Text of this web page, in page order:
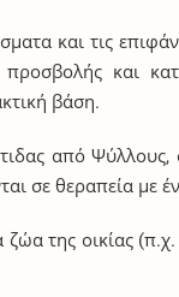
και τις
και
βάση.
από
σε θεραπεία με
της οικίας